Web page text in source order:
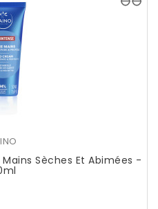
Sèches Et Abimées -